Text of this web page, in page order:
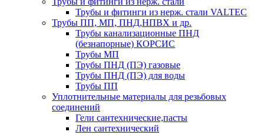
Трубы и фитинги из нерж. стали VALTEC
Трубы ПП, МП, ПНД,НПВХ и др.
Трубы канализационные ПНД
(безнапорные) КОРСИС
Трубы МП
Трубы ПНД (ПЭ) газовые
Трубы ПНД (ПЭ) для воды
Трубы ПП
Уплотнительные материалы для резьбовых
соединений
Гели сантехнические,пасты
Лен сантехнический